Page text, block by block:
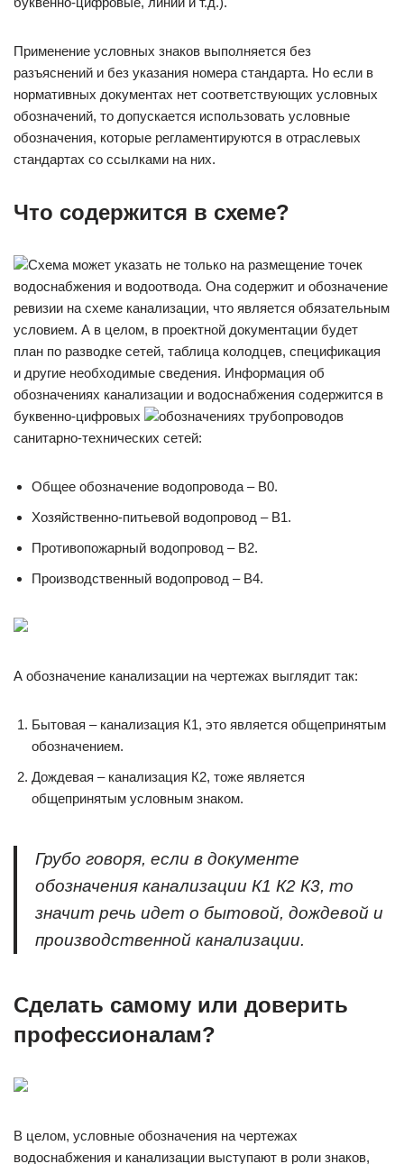
Применение условных знаков выполняется без
разъяснений и без указания номера стандарта. Но если в
нормативных документах нет соответствующих условных
обозначений, то допускается использовать условные
обозначения, которые регламентируются в отраслевых
стандартах со ссылками на них.
Что содержится в схеме?
Схема может указать не только на размещение точек
водоснабжения и водоотвода. Она содержит и обозначение
ревизии на схеме канализации, что является обязательным
условием. А в целом, в проектной документации будет
план по разводке сетей, таблица колодцев, спецификация
и другие необходимые сведения. Информация об
обозначениях канализации и водоснабжения содержится в
буквенно-цифровых
обозначениях трубопроводов
санитарно-технических сетей:
Общее обозначение водопровода – В0.
Хозяйственно-питьевой водопровод – В1.
Противопожарный водопровод – В2.
Производственный водопровод – В4.
А обозначение канализации на чертежах выглядит так:
Бытовая – канализация К1, это является общепринятым
обозначением.
Дождевая – канализация К2, тоже является
общепринятым условным знаком.
Грубо говоря, если в документе
обозначения канализации К1 К2 К3, то
значит речь идет о бытовой, дождевой и
производственной канализации.
Сделать самому или доверить
профессионалам?
В целом, условные обозначения на чертежах
водоснабжения и канализации выступают в роли знаков,